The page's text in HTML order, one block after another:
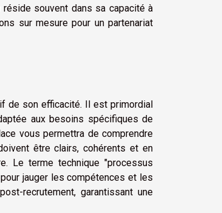
souvent dans sa capacité à
sur mesure pour un partenariat
de son efficacité. Il est primordial
aux besoins spécifiques de
vous permettra de comprendre
être clairs, cohérents et en
Le terme technique "processus
jauger les compétences et les
recrutement, garantissant une